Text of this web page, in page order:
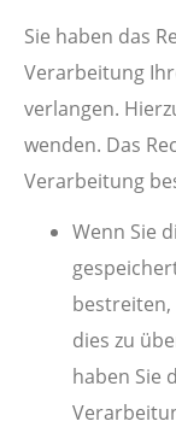
Sie haben das
Verarbeitung
verlangen.
wenden. Das
Verarbeitung
Wenn Sie
bestreiten,
dies zu
haben Sie